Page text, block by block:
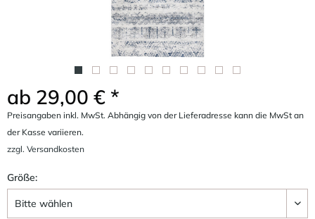
ab 29,00 € *
Preisangaben inkl. MwSt. Abhängig von der Lieferadresse kann die MwSt an
der Kasse variieren.
zzgl. Versandkosten
Größe: